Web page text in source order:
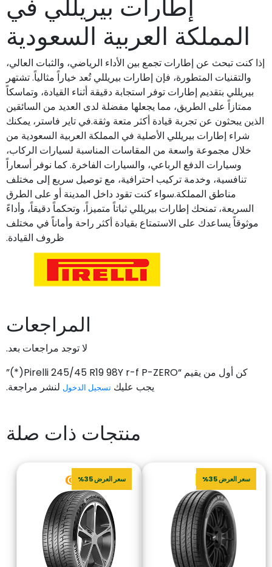
إطارات بيريللي في
المملكة العربية السعودية
إذا كنت تبحث عن إطارات تجمع بين الأداء الرياضي، والثبات العالي،
والتقنيات المتطورة، فإن إطارات بيريللي تُعد خياراً مثالياً. تشتهر
بيريللي بتقديم إطارات توفر استجابة دقيقة أثناء القيادة، وتماسكاً
ممتازاً على الطريق، مما يجعلها مفضلة لدى العديد من السائقين
الذين يبحثون عن تجربة قيادة أكثر متعة وثقة.في تاير فاستر، يمكنك
شراء إطارات بيريللي الأصلية في المملكة العربية السعودية من
خلال مجموعة واسعة من المقاسات المناسبة لسيارات الركاب،
وسيارات الدفع الرباعي، والسيارات الفاخرة. كما نوفر أسعاراً
تنافسية، وخدمة تركيب احترافية، مع توصيل سريع إلى مختلف
مناطق المملكة.سواء كنت تقود داخل المدينة أو على الطرق
السريعة، تمنحك إطارات بيريللي ثباتاً متميزاً، وتحكماً دقيقاً، وأداءً
موثوقاً يساعدك على الاستمتاع بقيادة أكثر راحة وأماناً في مختلف
ظروف القيادة.
المراجعات
لا توجد مراجعات بعد.
كن أول من يقيم “Pirelli 245/45 R19 98Y r-f P-ZERO(*)”
يجب عليك تسجيل الدخول لنشر مراجعة.
منتجات ذات صلة
سعر العرض 35% سعر العرض 35%